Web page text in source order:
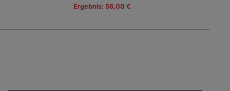
Ergebnis: 56,00 €